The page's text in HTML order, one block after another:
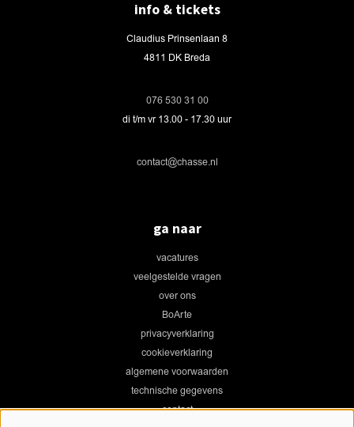
info & tickets
Claudius Prinsenlaan 8
4811 DK Breda
076 530 31 00
di t/m vr 13.00 - 17.30 uur
contact@chasse.nl
ga naar
vacatures
veelgestelde vragen
over ons
BoArte
privacyverklaring
cookieverklaring
algemene voorwaarden
technische gegevens
contact